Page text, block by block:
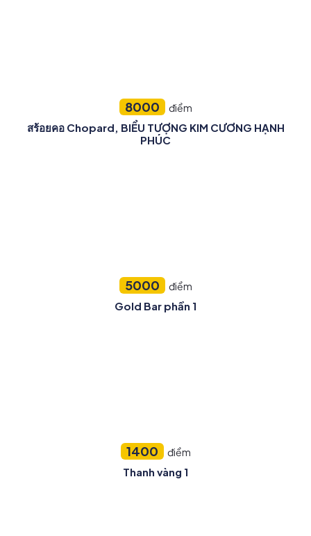
8000 điểm
สร้อยคอ Chopard, BIỂU TƯỢNG KIM CƯƠNG HẠNH
PHÚC
5000 điểm
Gold Bar phần 1
1400 điểm
Thanh vàng 1